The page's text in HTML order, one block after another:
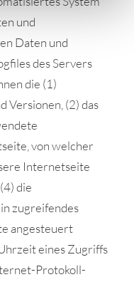
und
Daten und
des Servers
die (1)
Versionen, (2) das
von welcher
Internetseite
die
zugreifendes
angesteuert
eines Zugriffs
Protokoll-